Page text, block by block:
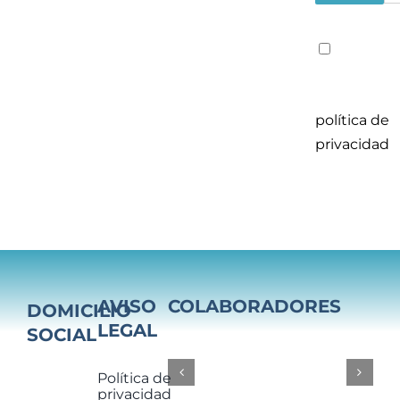
política de
privacidad
DOMICILIO
SOCIAL
AVISO
LEGAL
Política de
privacidad
COLABORADORES